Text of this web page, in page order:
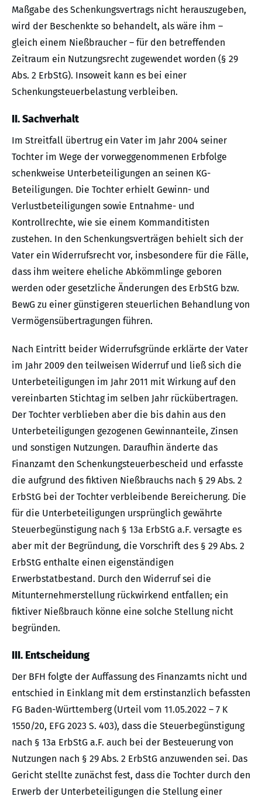
Maßgabe des Schenkungsvertrags nicht herauszugeben,
wird der Beschenkte so behandelt, als wäre ihm –
gleich einem Nießbraucher – für den betreffenden
Zeitraum ein Nutzungsrecht zugewendet worden (§ 29
Abs. 2 ErbStG). Insoweit kann es bei einer
Schenkungsteuerbelastung verbleiben.
II. Sachverhalt
Im Streitfall übertrug ein Vater im Jahr 2004 seiner
Tochter im Wege der vorweggenommenen Erbfolge
schenkweise Unterbeteiligungen an seinen KG-
Beteiligungen. Die Tochter erhielt Gewinn- und
Verlustbeteiligungen sowie Entnahme- und
Kontrollrechte, wie sie einem Kommanditisten
zustehen. In den Schenkungsverträgen behielt sich der
Vater ein Widerrufsrecht vor, insbesondere für die Fälle,
dass ihm weitere eheliche Abkömmlinge geboren
werden oder gesetzliche Änderungen des ErbStG bzw.
BewG zu einer günstigeren steuerlichen Behandlung von
Vermögensübertragungen führen.
Nach Eintritt beider Widerrufsgründe erklärte der Vater
im Jahr 2009 den teilweisen Widerruf und ließ sich die
Unterbeteiligungen im Jahr 2011 mit Wirkung auf den
vereinbarten Stichtag im selben Jahr rückübertragen.
Der Tochter verblieben aber die bis dahin aus den
Unterbeteiligungen gezogenen Gewinnanteile, Zinsen
und sonstigen Nutzungen. Daraufhin änderte das
Finanzamt den Schenkungsteuerbescheid und erfasste
die aufgrund des fiktiven Nießbrauchs nach § 29 Abs. 2
ErbStG bei der Tochter verbleibende Bereicherung. Die
für die Unterbeteiligungen ursprünglich gewährte
Steuerbegünstigung nach § 13a ErbStG a.F. versagte es
aber mit der Begründung, die Vorschrift des § 29 Abs. 2
ErbStG enthalte einen eigenständigen
Erwerbstatbestand. Durch den Widerruf sei die
Mitunternehmerstellung rückwirkend entfallen; ein
fiktiver Nießbrauch könne eine solche Stellung nicht
begründen.
III. Entscheidung
Der BFH folgte der Auffassung des Finanzamts nicht und
entschied in Einklang mit dem erstinstanzlich befassten
FG Baden-Württemberg (Urteil vom 11.05.2022 – 7 K
1550/20, EFG 2023 S. 403), dass die Steuerbegünstigung
nach § 13a ErbStG a.F. auch bei der Besteuerung von
Nutzungen nach § 29 Abs. 2 ErbStG anzuwenden sei. Das
Gericht stellte zunächst fest, dass die Tochter durch den
Erwerb der Unterbeteiligungen die Stellung einer